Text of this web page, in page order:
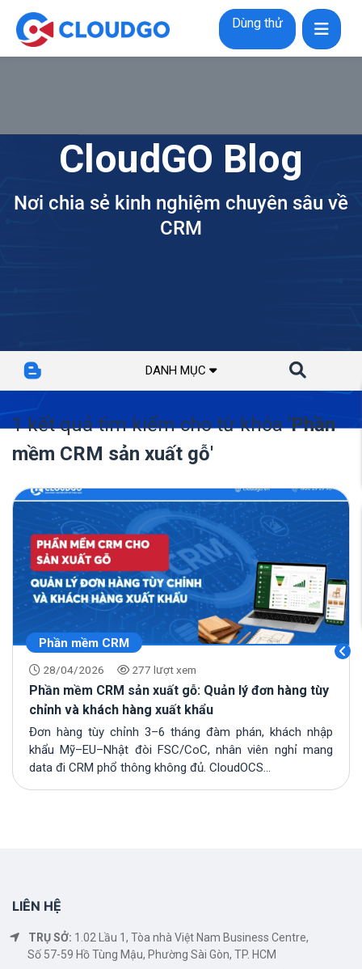
Dùng thử
CloudGO Blog
Nơi chia sẻ kinh nghiệm chuyên sâu về
CRM
DANH MỤC
1 kết quả tìm kiếm cho từ khóa'Phần
mềm CRM sản xuất gỗ'
Phần mềm CRM
28/04/2026 277 lượt xem
Phần mềm CRM sản xuất gỗ: Quản lý đơn hàng tùy
chỉnh và khách hàng xuất khẩu
Đơn hàng tùy chỉnh 3–6 tháng đàm phán, khách nhập
khẩu Mỹ–EU–Nhật đòi FSC/CoC, nhân viên nghỉ mang
data đi CRM phổ thông không đủ. CloudOCS...
LIÊN HỆ
TRỤ SỞ: 1.02 Lầu 1, Tòa nhà Việt Nam Business Centre,
Số 57-59 Hồ Tùng Mậu, Phường Sài Gòn, TP. HCM